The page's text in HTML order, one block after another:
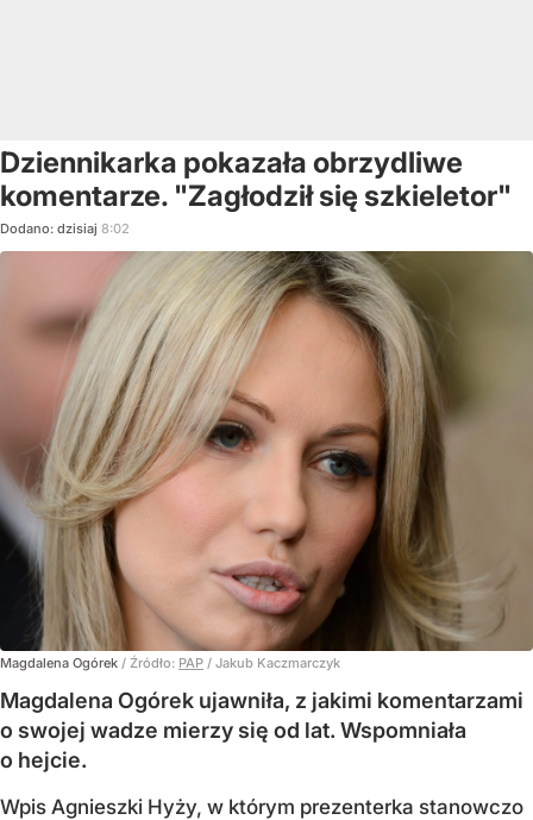
Dziennikarka pokazała obrzydliwe
komentarze. "Zagłodził się szkieletor"
Dodano: dzisiaj 8:02
Magdalena Ogórek / Źródło: PAP / Jakub Kaczmarczyk
Magdalena Ogórek ujawniła, z jakimi komentarzami
o swojej wadze mierzy się od lat. Wspomniała
o hejcie.
Wpis Agnieszki Hyży, w którym prezenterka stanowczo